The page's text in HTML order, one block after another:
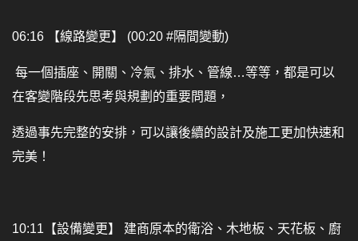
06:16 【線路變更】 (00:20 #隔間變動)
每一個插座、開關、冷氣、排水、管線…等等，都是可以
在客變階段先思考與規劃的重要問題，
透過事先完整的安排，可以讓後續的設計及施工更加快速和
完美！
10:11【設備變更】 建商原本的衛浴、木地板、天花板、廚